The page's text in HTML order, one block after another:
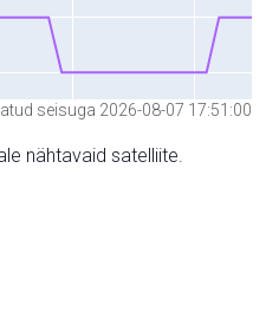
seisuga 2026-08-07 17:51:00
nähtavaid satelliite.